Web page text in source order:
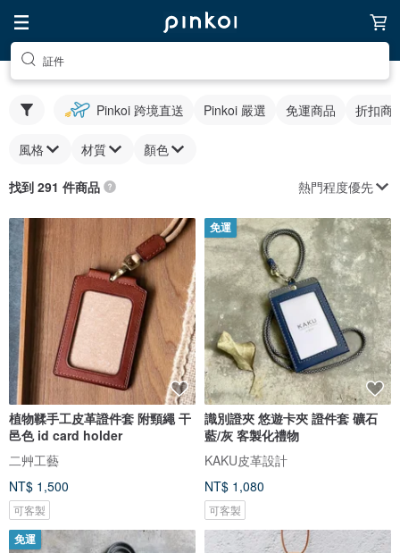
証件
Pinkoi 跨境直送 Pinkoi 嚴選 免運商品 折扣商
風格 材質 顏色
找到 291 件商品 熱門程度優先
植物鞣手工皮革證件套 附頸繩 干
邑色 id card holder
二艸工藝
NT$ 1,500
可客製
免運
識別證夾 悠遊卡夾 證件套 礦石
藍/灰 客製化禮物
KAKU皮革設計
NT$ 1,080
可客製
免運